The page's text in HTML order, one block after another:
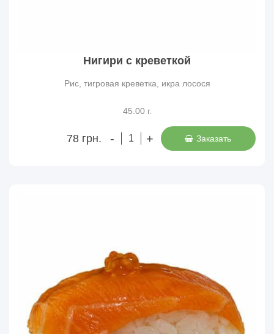
Нигири с креветкой
Рис, тигровая креветка, икра лосося
45.00 г.
78 грн. - + Заказать